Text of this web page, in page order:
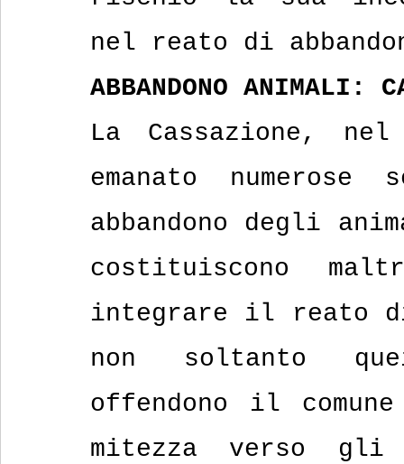
nel reato di
ABBANDONO ANIMALI:
La Cassazione,
emanato
abbandono degli
costituiscono
integrare il reato
non soltanto
offendono il
mitezza verso